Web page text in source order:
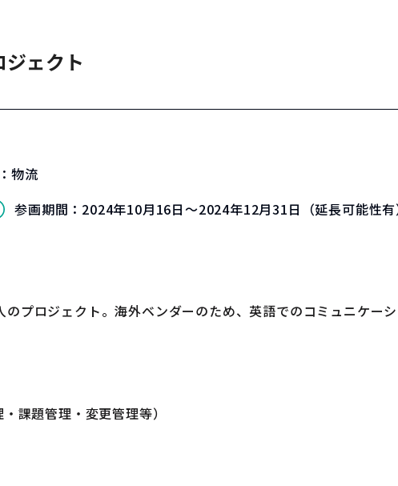
ェクト
物流
参画期間： 2024年10月16日～2024年12月31日（延長可能性有
プロジェクト。海外ベンダーのため、英語でのコミュニケー
課題管理・変更管理等）